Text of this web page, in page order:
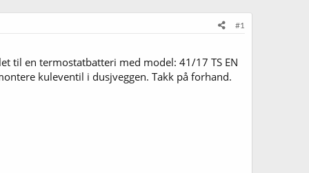
#1
til en termostatbatteri med model: 41/17 TS EN
kuleventil i dusjveggen. Takk på forhand.